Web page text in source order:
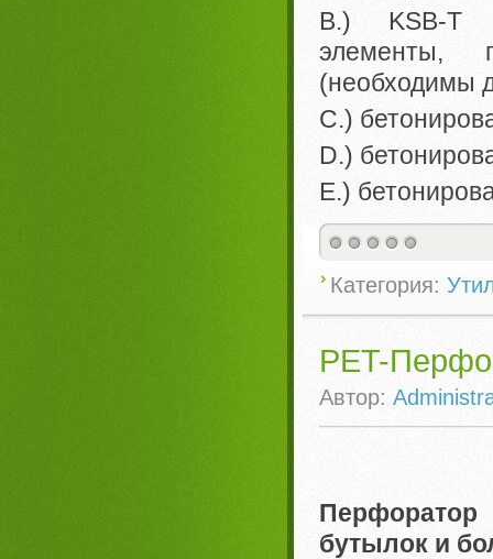
B.) KSB-T
элементы,
(необходимы
C.)
D.)
E.)
Категория:
PET-
Автор:
бутылок и